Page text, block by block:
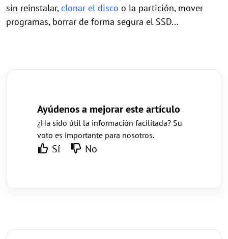
sin reinstalar, clonar el disco o la partición, mover
programas, borrar de forma segura el SSD...
Ayúdenos a mejorar este artículo
¿Ha sido útil la información facilitada? Su
voto es importante para nosotros.
Sí No